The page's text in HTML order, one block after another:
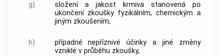
g) složení a jakost krmivastanovená po
ukončení zkoušky fyzikálním, chemickým a
jiným zkoušením,
h)
případné nepříznivé účinky a jiné změny
vzniklé v průběhu zkoušky,